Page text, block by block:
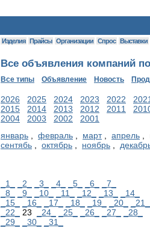
Изделия Прайсы Организации Спрос Выставки
Все объявления компаний
Все типы Объявление Новость
2026 2025 2024 2023 2022
2015
2014 2013 2012 2011
2004
2003 2002
2001
январь , февраль , март, апрель ,
сентябь , октябрь , ноябрь ,
_1_ _2_ _3_ _4_ _5_ _6_
_7_
_8_
_9_ _10_ _11_ _12_ _13_
_14_
_15_
_16_ _17_ _18_ _19_ _20_
_21_
_22_
23 _24_ _25_ _26_ _27_
_28_
_29_
_30_ _31_